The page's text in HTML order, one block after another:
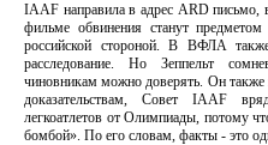
IAAF направила в адрес ARD письмо,
фильме обвинения станут
российской стороной. В ВФЛА
расследование. Но Зеппельт
чиновникам можно доверять. Он
доказательствам, Совет IAAF
легкоатлетов от Олимпиады, потому
бомбой». По его словам, факты - это